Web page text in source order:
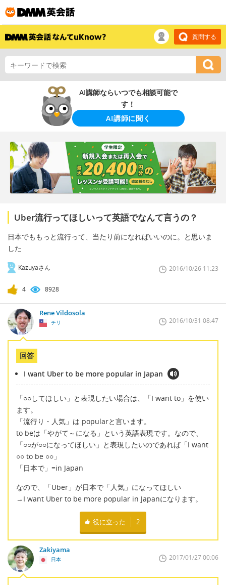
質問する
AI講師ならいつでも相談可能で
す！
AI講師に聞く
Uber流行ってほしいって英語でなんて言うの？
日本でももっと流行って、当たり前になればいいのに。と思いま
した
Kazuyaさん 2016/10/26 11:23
4 8928
Rene Vildosola
チリ 2016/10/31 08:47
回答
I want Uber to be more popular in Japan
「○○してほしい」と表現したい場合は、「I want to」を使い
ます。
「流行り・人気」は popularと言います。
to beは「やがて～になる」という英語表現です。なので、
「○○が○○になってほしい」と表現したいのであれば「I want
○○ to be ○○」
「日本で」=in Japan
なので、「Uber」が日本で「人気」になってほしい
→I want Uber to be more popular in Japanになります。
役に立った 2
Zakiyama
日本 2017/01/27 00:06